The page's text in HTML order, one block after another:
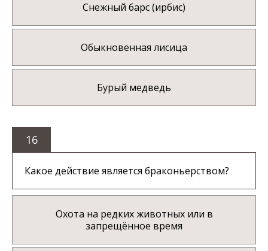
Снежный барс (ирбис)
Обыкновенная лисица
Бурый медведь
16
Какое действие является браконьерством?
Охота на редких животных или в
запрещённое время